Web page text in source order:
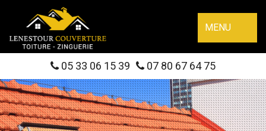
MENU
05 33 06 15 39 07 80 67 64 75